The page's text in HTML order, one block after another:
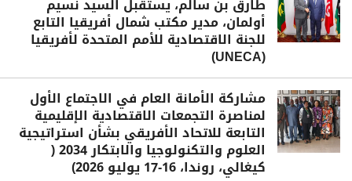
طارق بن سالم، يستقبل السيد نسيم
أولمان، مدير مكتب شمال أفريقيا التابع
للجنة الاقتصادية للأمم المتحدة لأفريقيا
(UNECA)
مشاركة الأمانة العام في الاجتماع الأول
لمناصرة التجمعات الاقتصادية الإقليمية
التابعة للاتحاد الأفريقي بشأن استراتيجية
العلوم والتكنولوجيا والابتكار 2034 (
كيغالي، روندا، 16-17 يوليو 2026)